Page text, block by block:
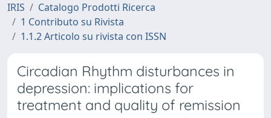
IRIS
Catalogo Prodotti Ricerca
1 Contributo su Rivista
1.1.2 Articolo su rivista con ISSN
Circadian Rhythm disturbances in
depression: implications for
treatment and quality of remission